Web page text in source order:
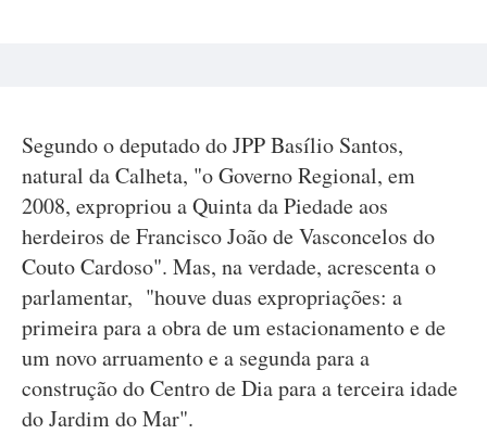
Segundo o deputado do JPP Basílio Santos,
natural da Calheta, "o Governo Regional, em
2008, expropriou a Quinta da Piedade aos
herdeiros de Francisco João de Vasconcelos do
Couto Cardoso". Mas, na verdade, acrescenta o
parlamentar, "houve duas expropriações: a
primeira para a obra de um estacionamento e de
um novo arruamento e a segunda para a
construção do Centro de Dia para a terceira idade
do Jardim do Mar".